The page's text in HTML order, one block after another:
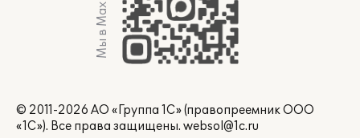
Мы в Max
© 2011-2026 АО «Группа 1С» (правопреемник ООО
«1С»). Все права защищены. websol@1c.ru